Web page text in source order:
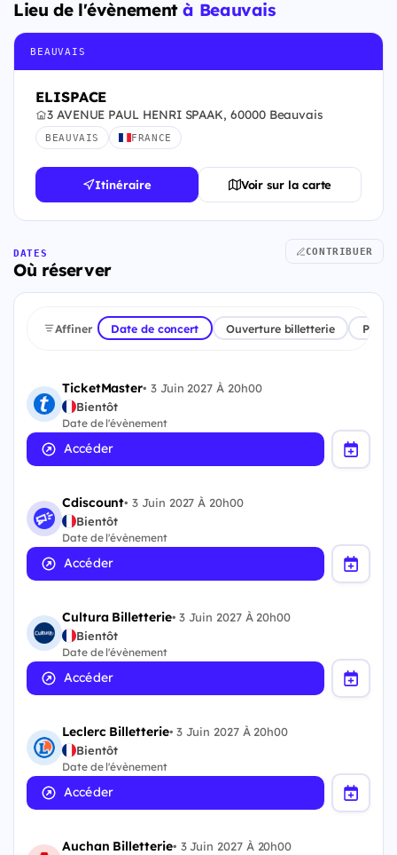
Lieu de l'évènementà Beauvais
BEAUVAIS
ELISPACE
3 AVENUE PAUL HENRI SPAAK, 60000 Beauvais
BEAUVAIS FRANCE
Itinéraire Voir sur la carte
DATES
Où réserver
CONTRIBUER
Affiner Date de concert Ouverture billetterie
TicketMaster• 3 Juin 2027 À 20h00
Bientôt
Date de l'évènement
Accéder
Cdiscount•3 Juin 2027 À 20h00
Bientôt
Date de l'évènement
Accéder
Cultura Billetterie•3 Juin 2027 À 20h00
Bientôt
Date de l'évènement
Accéder
Leclerc Billetterie•3 Juin 2027 À 20h00
Bientôt
Date de l'évènement
Accéder
Auchan Billetterie• 3 Juin 2027 À 20h00